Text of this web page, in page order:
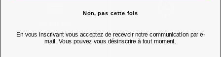
Non, pas cette fois
En vous inscrivant vous acceptez de recevoir notre communication par e-
mail. Vous pouvez vous désinscrire à tout moment.